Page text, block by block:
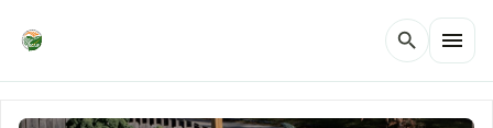
search menu